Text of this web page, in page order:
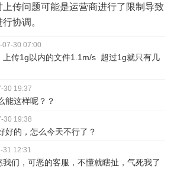
传问题可能是运营商进行了限制导致
协调。
07-30 07:00
上传1g以内的文件1.1m/s 超过1g就只有几
30 19:37
能这样呢？？
30 19:38
好的，怎么今天不行了？
31 12:31
们，可恶的客服，不懂就瞎扯，气死我了